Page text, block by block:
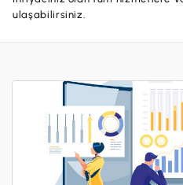
Hesaplar
Yatırım
Finansmanlar
Kartlar
Sigorta ve Emeklilik
Ödemeler ve Hizmetler
ÜRÜN VE HİZMETLERİMİZ
Finansmanlar
Ticari Kartlar
Ürün ve Hizmet Ücretleri
ulaşabilirsiniz.